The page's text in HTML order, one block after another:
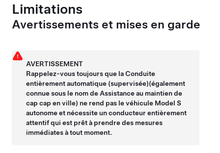
Limitations
Avertissements et mises en garde
AVERTISSEMENT
Rappelez-vous toujours que laConduite
entièrement automatique (supervisée)(également
connue sous le nom de Assistance au maintien de
cap cap en ville) ne rend pas le véhicule Model S
autonome et nécessite un conducteur entièrement
attentif qui est prêt à prendre des mesures
immédiates à tout moment.